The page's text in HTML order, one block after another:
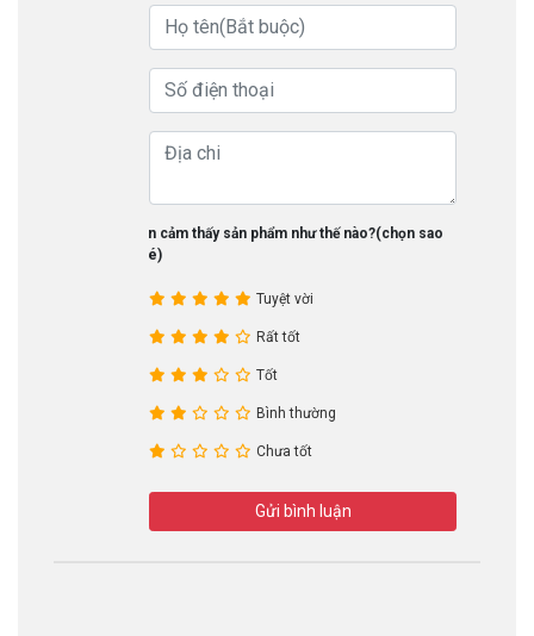
Bạn cảm thấy sản phẩm như thế nào?(chọn sao
nhé)
Tuyệt vời
Rất tốt
Tốt
Bình thường
Chưa tốt
Gửi bình luận